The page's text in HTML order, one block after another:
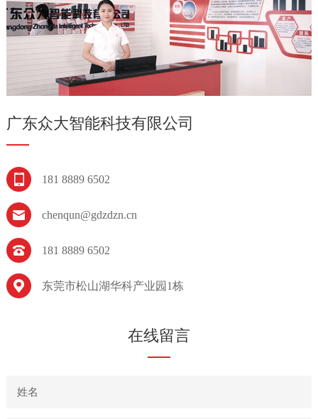
广东众大智能科技有限公司
181 8889 6502
chenqun@gdzdzn.cn
181 8889 6502
东莞市松山湖华科产业园1栋
在线留言
姓名